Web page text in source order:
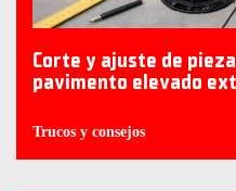
Corte y ajuste de
pavimento elevado
Trucos y consejos